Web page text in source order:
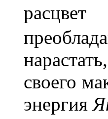
расцвет
своего
энергия